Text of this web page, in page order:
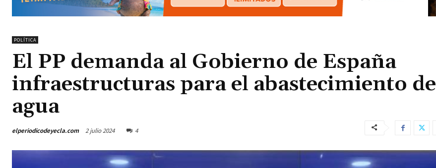
POLÍTICA
El PP demanda al Gobierno de España
infraestructuras para el abastecimiento de
agua
elperiodicodeyecla.com 2 julio 2024 4